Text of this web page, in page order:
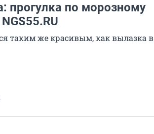
прогулка по морозному
таким же красивым, как вылазка в